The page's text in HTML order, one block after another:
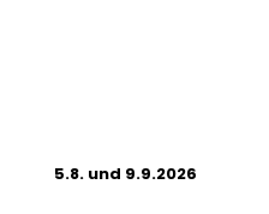
5.8. und 9.9.2026